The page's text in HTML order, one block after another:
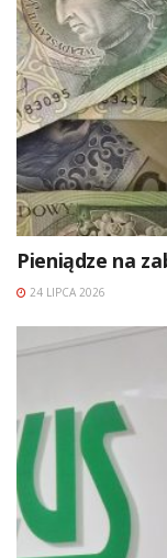
Pieniądze na
24 LIPCA 2026